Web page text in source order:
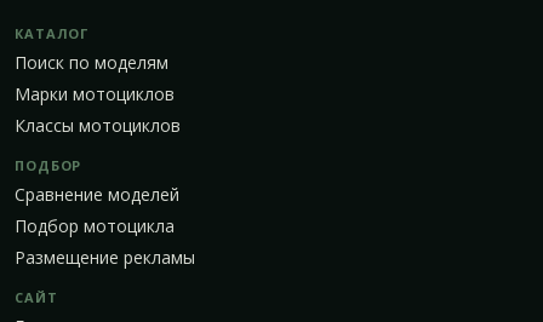
КАТАЛОГ
Поиск по моделям
Марки мотоциклов
Классы мотоциклов
ПОДБОР
Сравнение моделей
Подбор мотоцикла
Размещение рекламы
САЙТ